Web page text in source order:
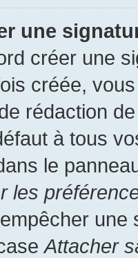
une
créer une
créée,
rédaction
à tous
le
les
une
Attacher